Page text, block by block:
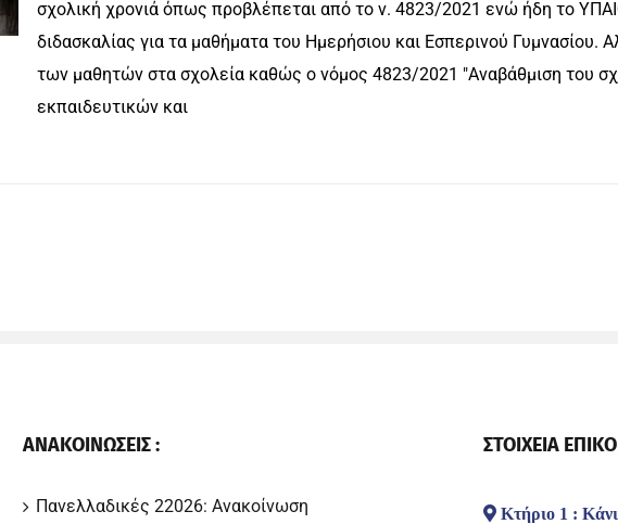
σχολική χρονιά όπως προβλέπεται από το ν. 4823/2021 ενώ ήδη το
διδασκαλίας για τα μαθήματα του Ημερήσιου και Εσπερινού Γυμνασίου.
των μαθητών στα σχολεία καθώς ο νόμος 4823/2021 "Αναβάθμιση του
εκπαιδευτικών και
ΑΝΑΚΟΙΝΩΣΕΙΣ :
Πανελλαδικές 22026: Ανακοίνωση
ΣΤΟΙΧΕΙΑ
Κτήριο 1 :